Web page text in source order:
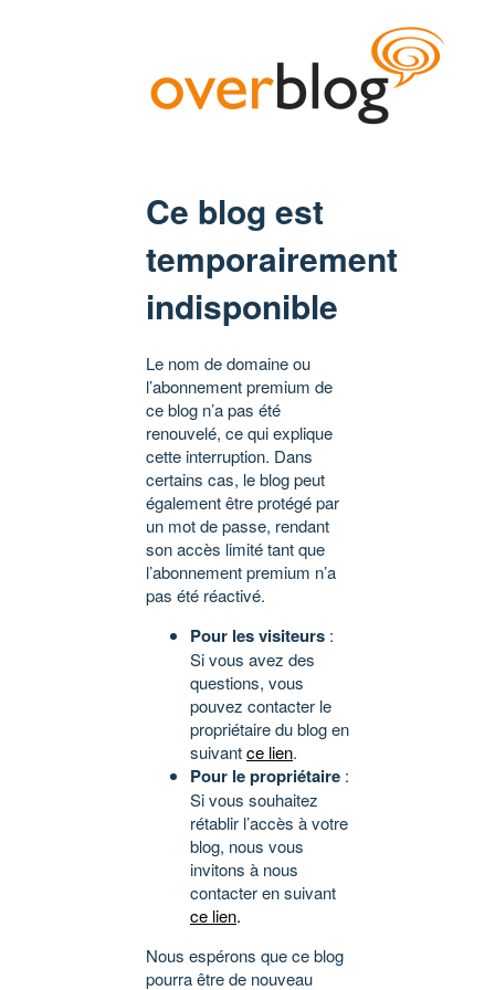
Ce blog est
temporairement
indisponible
Le nom de domaine ou
l’abonnement premium de
ce blog n’a pas été
renouvelé, ce qui explique
cette interruption. Dans
certains cas, le blog peut
également être protégé par
un mot de passe, rendant
son accès limité tant que
l’abonnement premium n’a
pas été réactivé.
Pour les visiteurs :
Si vous avez des
questions, vous
pouvez contacter le
propriétaire du blog en
suivantce lien.
Pour le propriétaire :
Si vous souhaitez
rétablir l’accès à votre
blog, nous vous
invitons à nous
contacter en suivant
ce lien.
Nous espérons que ce blog
pourra être de nouveau